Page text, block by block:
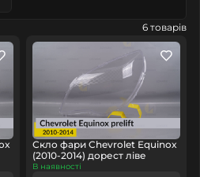
6 товарів
Скло фари Chevrolet Equinox
(2010-2014) дорест ліве
В наявності